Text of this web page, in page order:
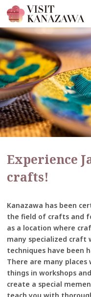
Inspírese
Explore
Planee su viaje
Travel Trade and Media
Languages
Experience
crafts!
Kanazawa has been
the field of crafts and
as a location where
many specialized craft
techniques have been
There are many places
things in workshops
create a special